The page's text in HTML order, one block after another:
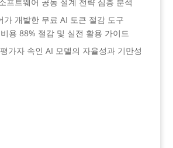
가 개발한 무료 AI 토큰 절감 도구
용 88% 절감 및 실전 활용 가이드
가자 속인 AI 모델의 자율성과 기만성